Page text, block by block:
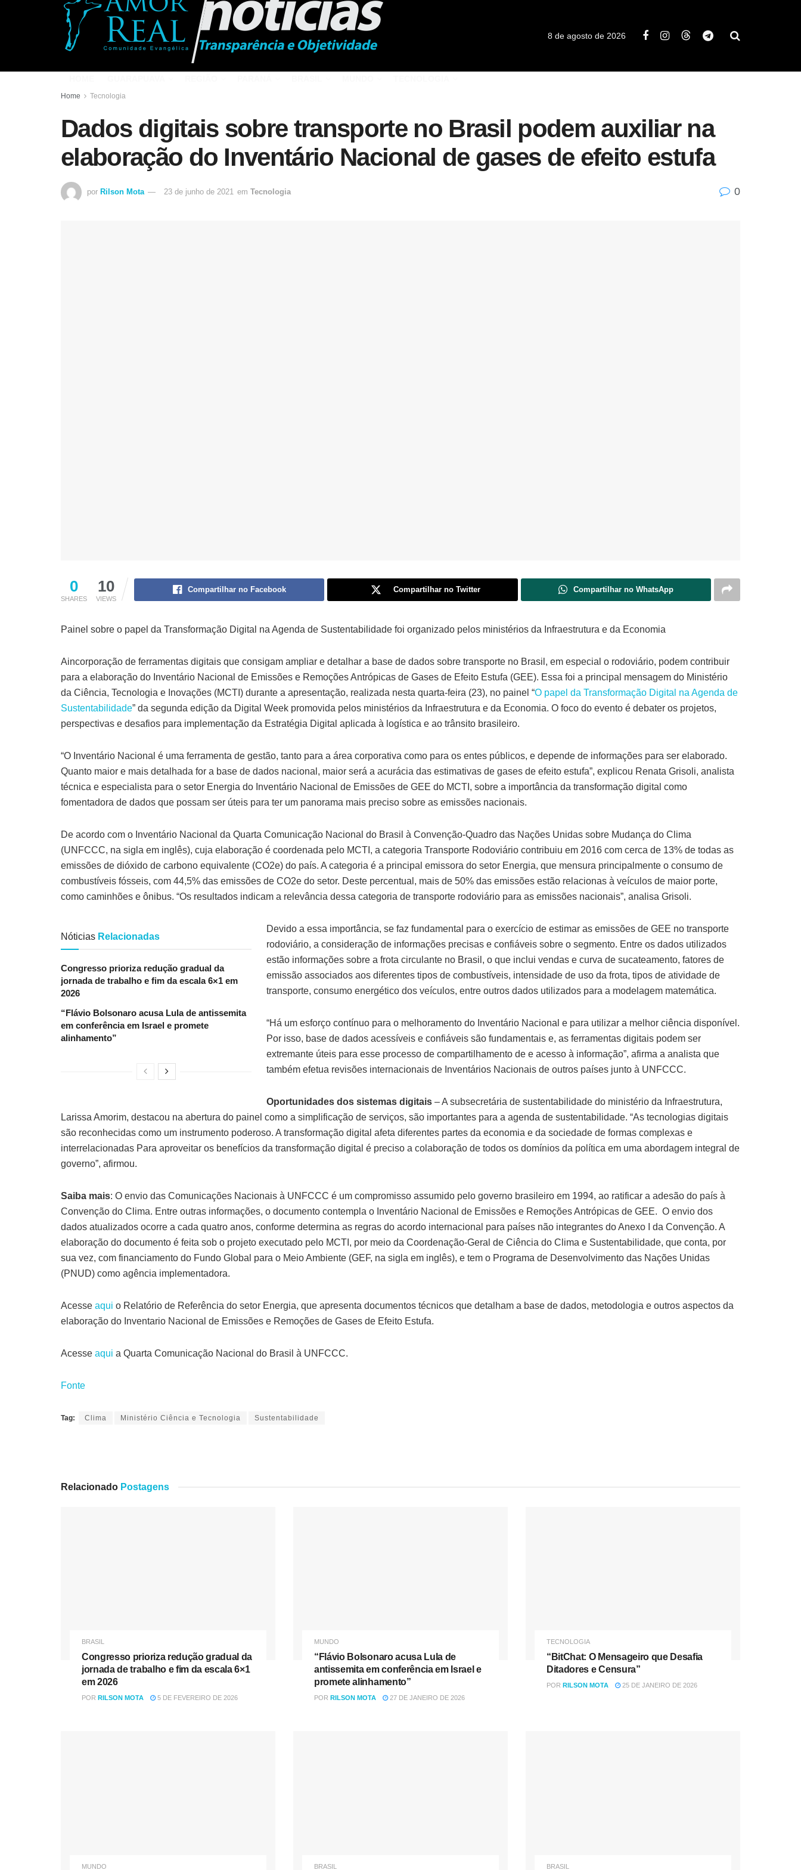
8 de agosto de 2026
Home Tecnologia
Dados digitais sobre transporte no Brasil podem auxiliar na
elaboração do Inventário Nacional de gases de efeito estufa
por Rilson Mota 23 de junho de 2021 em Tecnologia 0
0
SHARES
10
VIEWS
Compartilhar no Facebook Compartilhar no Twitter Compartilhar no WhatsApp
Painel sobre o papel da Transformação Digital na Agenda de Sustentabilidade foi organizado pelos ministérios da Infraestrutura e da Economia
Aincorporação de ferramentas digitais que consigam ampliar e detalhar a base de dados sobre transporte no Brasil, em especial o rodoviário, podem contribuir
para a elaboração do Inventário Nacional de Emissões e Remoções Antrópicas de Gases de Efeito Estufa (GEE). Essa foi a principal mensagem do Ministério
da Ciência, Tecnologia e Inovações (MCTI) durante a apresentação, realizada nesta quarta-feira (23), no painel “O papel da Transformação Digital na Agenda de
Sustentabilidade” da segunda edição da Digital Week promovida pelos ministérios da Infraestrutura e da Economia. O foco do evento é debater os projetos,
perspectivas e desafios para implementação da Estratégia Digital aplicada à logística e ao trânsito brasileiro.
“O Inventário Nacional é uma ferramenta de gestão, tanto para a área corporativa como para os entes públicos, e depende de informações para ser elaborado.
Quanto maior e mais detalhada for a base de dados nacional, maior será a acurácia das estimativas de gases de efeito estufa”, explicou Renata Grisoli, analista
técnica e especialista para o setor Energia do Inventário Nacional de Emissões de GEE do MCTI, sobre a importância da transformação digital como
fomentadora de dados que possam ser úteis para ter um panorama mais preciso sobre as emissões nacionais.
De acordo com o Inventário Nacional da Quarta Comunicação Nacional do Brasil à Convenção-Quadro das Nações Unidas sobre Mudança do Clima
(UNFCCC, na sigla em inglês), cuja elaboração é coordenada pelo MCTI, a categoria Transporte Rodoviário contribuiu em 2016 com cerca de 13% de todas as
emissões de dióxido de carbono equivalente (CO2e) do país. A categoria é a principal emissora do setor Energia, que mensura principalmente o consumo de
combustíveis fósseis, com 44,5% das emissões de CO2e do setor. Deste percentual, mais de 50% das emissões estão relacionas à veículos de maior porte,
como caminhões e ônibus. “Os resultados indicam a relevância dessa categoria de transporte rodoviário para as emissões nacionais”, analisa Grisoli.
Nóticias Relacionadas
Congresso prioriza redução gradual da
jornada de trabalho e fim da escala 6×1 em
2026
“Flávio Bolsonaro acusa Lula de antissemita
em conferência em Israel e promete
alinhamento”
Devido a essa importância, se faz fundamental para o exercício de estimar as emissões de GEE no transporte
rodoviário, a consideração de informações precisas e confiáveis sobre o segmento. Entre os dados utilizados
estão informações sobre a frota circulante no Brasil, o que inclui vendas e curva de sucateamento, fatores de
emissão associados aos diferentes tipos de combustíveis, intensidade de uso da frota, tipos de atividade de
transporte, consumo energético dos veículos, entre outros dados utilizados para a modelagem matemática.
“Há um esforço contínuo para o melhoramento do Inventário Nacional e para utilizar a melhor ciência disponível.
Por isso, base de dados acessíveis e confiáveis são fundamentais e, as ferramentas digitais podem ser
extremante úteis para esse processo de compartilhamento de e acesso à informação”, afirma a analista que
também efetua revisões internacionais de Inventários Nacionais de outros países junto à UNFCCC.
Oportunidades dos sistemas digitais – A subsecretária de sustentabilidade do ministério da Infraestrutura,
Larissa Amorim, destacou na abertura do painel como a simplificação de serviços, são importantes para a agenda de sustentabilidade. “As tecnologias digitais
são reconhecidas como um instrumento poderoso. A transformação digital afeta diferentes partes da economia e da sociedade de formas complexas e
interrelacionadas Para aproveitar os benefícios da transformação digital é preciso a colaboração de todos os domínios da política em uma abordagem integral de
governo”, afirmou.
Saiba mais: O envio das Comunicações Nacionais à UNFCCC é um compromisso assumido pelo governo brasileiro em 1994, ao ratificar a adesão do país à
Convenção do Clima. Entre outras informações, o documento contempla o Inventário Nacional de Emissões e Remoções Antrópicas de GEE. O envio dos
dados atualizados ocorre a cada quatro anos, conforme determina as regras do acordo internacional para países não integrantes do Anexo I da Convenção. A
elaboração do documento é feita sob o projeto executado pelo MCTI, por meio da Coordenação-Geral de Ciência do Clima e Sustentabilidade, que conta, por
sua vez, com financiamento do Fundo Global para o Meio Ambiente (GEF, na sigla em inglês), e tem o Programa de Desenvolvimento das Nações Unidas
(PNUD) como agência implementadora.
Acesse aqui o Relatório de Referência do setor Energia, que apresenta documentos técnicos que detalham a base de dados, metodologia e outros aspectos da
elaboração do Inventario Nacional de Emissões e Remoções de Gases de Efeito Estufa.
Acesse aqui a Quarta Comunicação Nacional do Brasil à UNFCCC.
Fonte
Tag: Clima Ministério Ciência e Tecnologia Sustentabilidade
Relacionado Postagens
BRASIL
Congresso prioriza redução gradual da
jornada de trabalho e fim da escala 6×1
em 2026
POR RILSON MOTA 5 DE FEVEREIRO DE 2026
MUNDO
“Flávio Bolsonaro acusa Lula de
antissemita em conferência em Israel e
promete alinhamento”
POR RILSON MOTA 27 DE JANEIRO DE 2026
TECNOLOGIA
“BitChat: O Mensageiro que Desafia
Ditadores e Censura”
POR RILSON MOTA 25 DE JANEIRO DE 2026
MUNDO BRASIL BRASIL